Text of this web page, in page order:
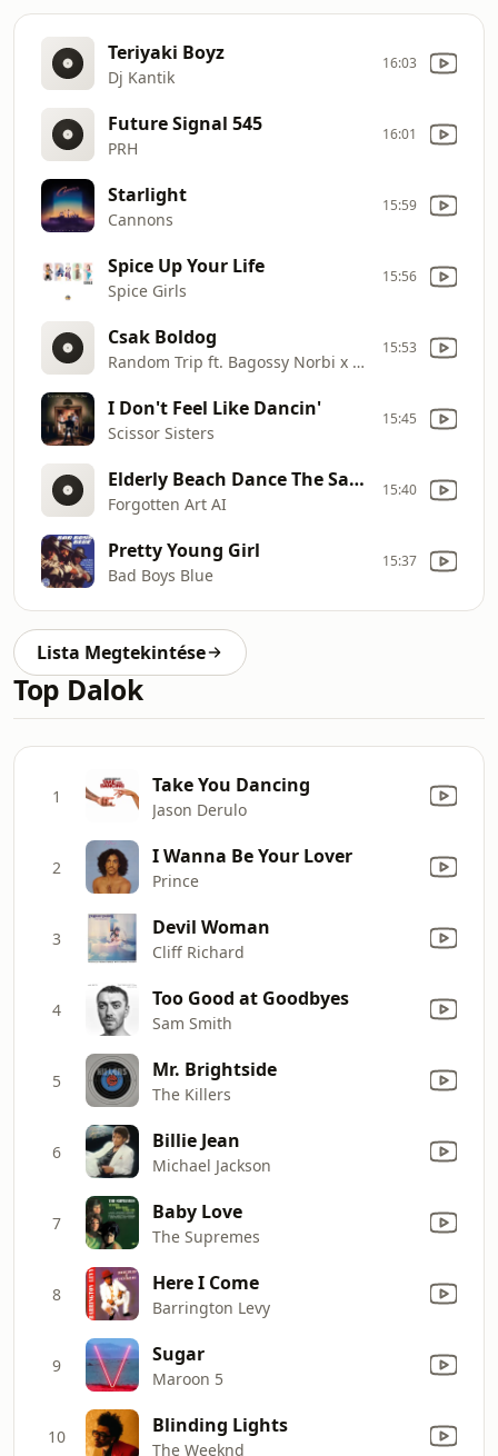
Teriyaki Boyz
Dj Kantik
16:03
Future Signal 545
PRH
16:01
Starlight
Cannons
15:59
Spice Up Your Life
Spice Girls
15:56
Csak Boldog
Random Trip ft. Bagossy Norbi x Margaret Island x Mező Misi x Pásztor Anna x Szebényi Dani
15:53
I Don't Feel Like Dancin'
Scissor Sisters
15:45
Elderly Beach Dance The Sand Don't Ask My Age
Forgotten Art AI
15:40
Pretty Young Girl
Bad Boys Blue
15:37
Lista Megtekintése
Top Dalok
1 Take You Dancing
Jason Derulo
2 I Wanna Be Your Lover
Prince
3 Devil Woman
Cliff Richard
4 Too Good at Goodbyes
Sam Smith
5 Mr. Brightside
The Killers
6 Billie Jean
Michael Jackson
7 Baby Love
The Supremes
8 Here I Come
Barrington Levy
9 Sugar
Maroon 5
10 Blinding Lights
The Weeknd